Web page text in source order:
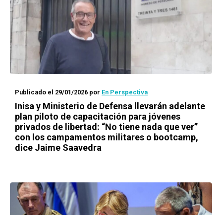
Publicado el 29/01/2026 por En Perspectiva
Inisa y Ministerio de Defensa llevarán adelante
plan piloto de capacitación para jóvenes
privados de libertad: “No tiene nada que ver”
con los campamentos militares o bootcamp,
dice Jaime Saavedra